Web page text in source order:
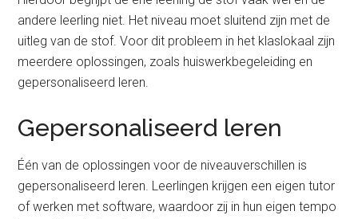
andere leerling niet. Het niveau moet sluitend zijn met de
uitleg van de stof. Voor dit probleem in het klaslokaal zijn
meerdere oplossingen, zoals huiswerkbegeleiding en
gepersonaliseerd leren.
Gepersonaliseerd leren
Één van de oplossingen voor de niveauverschillen is
gepersonaliseerd leren. Leerlingen krijgen een eigen tutor
of werken met software, waardoor zij in hun eigen tempo